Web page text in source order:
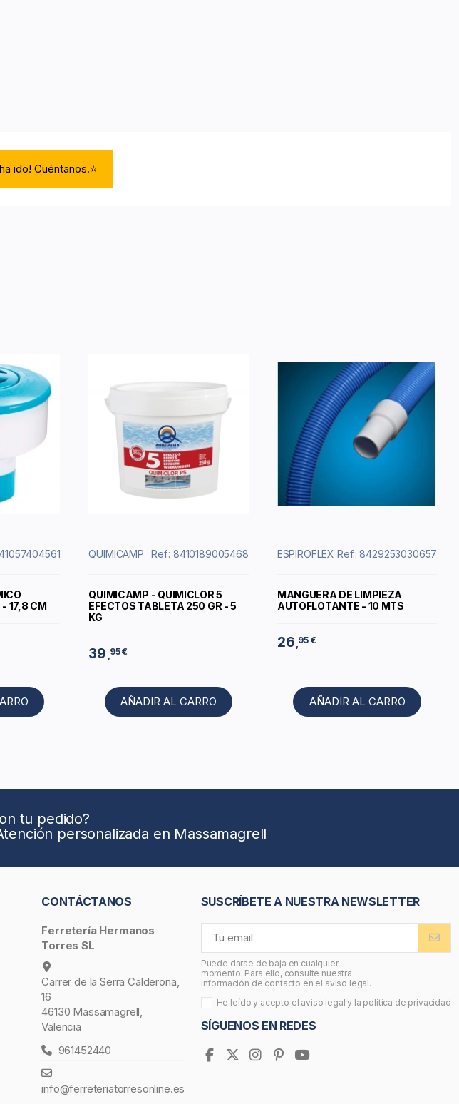
ido! Cuéntanos.⭐
17,8 CM
QUIMICAMP Ref.: 8410189005468
QUIMICAMP - QUIMICLOR 5
EFECTOS TABLETA 250 GR - 5
KG
39 95 €
AÑADIR AL CARRO
ESPIROFLEX Ref.: 8429253030657
MANGUERA DE LIMPIEZA
AUTOFLOTANTE - 10 MTS
26 ,95 €
AÑADIR AL CARRO
tu pedido?
personalizada en Massamagrell
CONTÁCTANOS
Ferretería Hermanos
Torres SL
Carrer de la Serra Calderona,
16
46130 Massamagrell,
Valencia
961452440
info@ferreteriatorresonline.es
SUSCRÍBETE A NUESTRA NEWSLETTER
Puede darse de baja en cualquier
momento. Para ello, consulte nuestra
información de contacto en el aviso legal.
He leído y acepto el aviso legal y la política de privacidad
SÍGUENOS EN REDES